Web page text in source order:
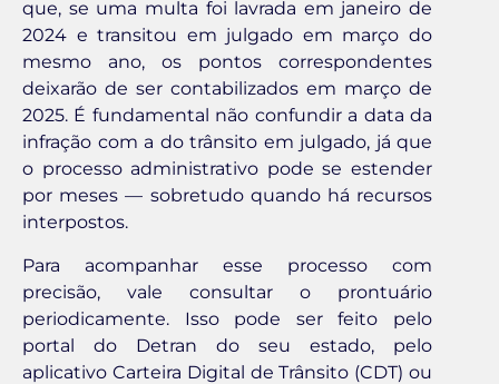
que, se uma multa foi lavrada em janeiro de
2024 e transitou em julgado em março do
mesmo ano, os pontos correspondentes
deixarão de ser contabilizados em março de
2025. É fundamental não confundir a data da
infração com a do trânsito em julgado, já que
o processo administrativo pode se estender
por meses — sobretudo quando há recursos
interpostos.
Para acompanhar esse processo com
precisão, vale consultar o prontuário
periodicamente. Isso pode ser feito pelo
portal do Detran do seu estado, pelo
aplicativo Carteira Digital de Trânsito (CDT) ou